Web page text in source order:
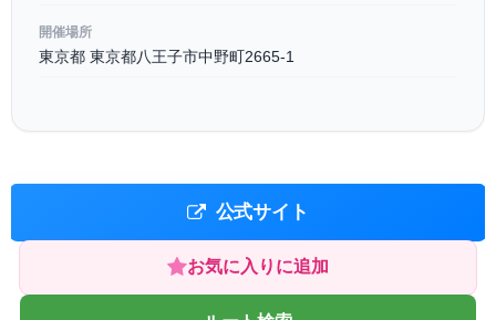
開催場所
東京都 東京都八王子市中野町2665-1
公式サイト
お気に入りに追加